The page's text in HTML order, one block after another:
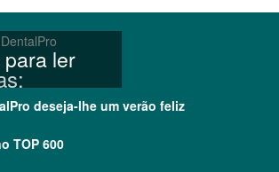
ler
deseja-lhe um verão feliz
TOP 600